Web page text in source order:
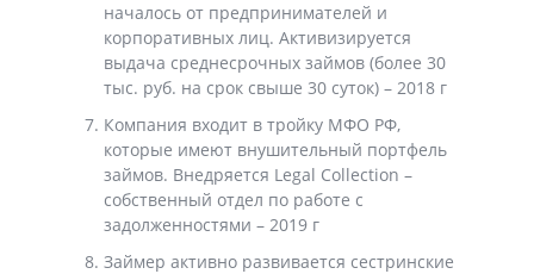
началось от предпринимателей и
корпоративных лиц. Активизируется
выдача среднесрочных займов (более 30
тыс. руб. на срок свыше 30 суток) – 2018 г
Компания входит в тройку МФО РФ,
которые имеют внушительный портфель
займов. Внедряется Legal Collection –
собственный отдел по работе с
задолженностями – 2019 г
Займер активно развивается сестринские